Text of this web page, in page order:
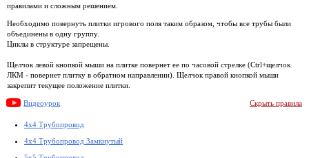
правилами и сложным решением.
Необходимо повернуть плитки игрового поля таким образом, чтобы все трубы были
объединены в одну группу.
Циклы в структуре запрещены.
Щелчок левой кнопкой мыши на плитке повернет ее по часовой стрелке (Ctrl+щелчок
ЛКМ - повернет плитку в обратном направлении). Щелчок правой кнопкой мыши
закрепит текущее положение плитки.
Видеоурок Скрыть правила
4x4 Трубопровод
4x4 Трубопровод Замкнутый